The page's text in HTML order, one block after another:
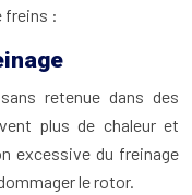
freins :
retenue dans des
plus de chaleur et
excessive du freinage
le rotor.